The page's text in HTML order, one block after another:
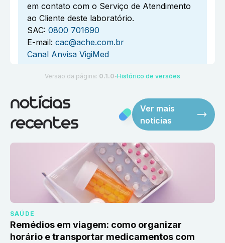
em contato com o Serviço de Atendimento
ao Cliente deste laboratório.
SAC: 0800 701690
E-mail: cac@ache.com.br
Canal Anvisa VigiMed
Versão da página: 0.1.0 ●Histórico de versões
notícias
recentes
Ver mais
notícias
SAÚDE
Remédios em viagem: como organizar
horário e transportar medicamentos com